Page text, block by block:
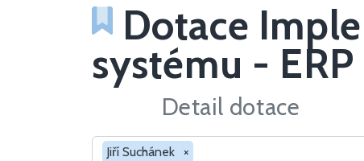
Dotace
systému - ERP
Detail dotace
Hledat v dotacích
Jiří Suchánek ×